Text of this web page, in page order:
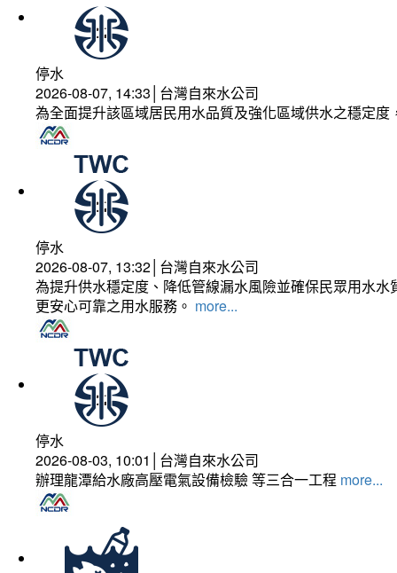
停水
2026-08-07, 14:33│台灣自來水公司
為全面提升該區域居民用水品質及強化區域供水之穩定
停水
2026-08-07, 13:32│台灣自來水公司
為提升供水穩定度、降低管線漏水風險並確保民眾用水
更安心可靠之用水服務。 more...
停水
2026-08-03, 10:01│台灣自來水公司
辦理龍潭給水廠高壓電氣設備檢驗 等三合一工程 more...